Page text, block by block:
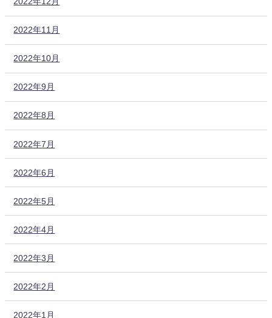
2022年11月
2022年10月
2022年9月
2022年8月
2022年7月
2022年6月
2022年5月
2022年4月
2022年3月
2022年2月
2022年1月